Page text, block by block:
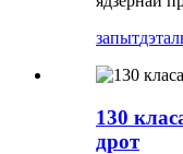
запыт
130
дрот